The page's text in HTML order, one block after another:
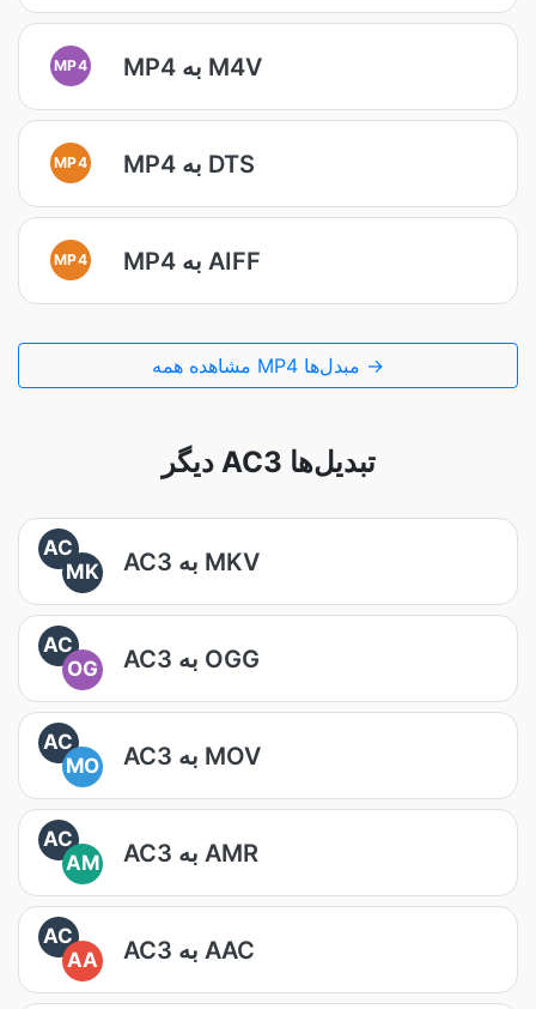
MP4 MP4 به M4V
MP4 MP4 به DTS
MP4 MP4 به AIFF
مشاهده همه MP4 مبدل‌ها →
دیگر AC3 تبدیل‌ها
AC
MK
AC3 به MKV
AC
OG
AC3 به OGG
AC
MO
AC3 به MOV
AC
AM
AC3 به AMR
AC
AA
AC3 به AAC